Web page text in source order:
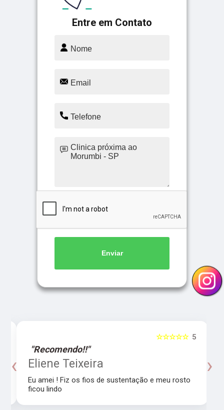
Entre em Contato
Enviar
5
☆☆☆☆☆
"Recomendo!!"
Eliene Teixeira
Eu amei ! Fiz os fios de sustentação e meu rosto
ficou lindo
‹ ›